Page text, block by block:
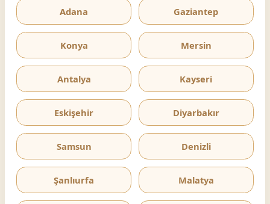
Adana Gaziantep
Konya Mersin
Antalya Kayseri
Eskişehir Diyarbakır
Samsun Denizli
Şanlıurfa Malatya